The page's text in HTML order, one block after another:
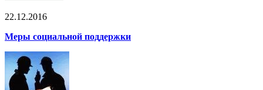
22.12.2016
Меры социальной поддержки